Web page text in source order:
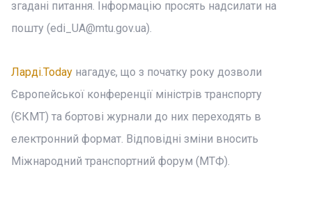
згадані питання. Інформацію просять надсилати на
пошту (edi_UA@mtu.gov.ua).
Ларді.Today нагадує, що з початку року дозволи
Європейської конференції міністрів транспорту
(ЄКМТ) та бортові журнали до них переходять в
електронний формат. Відповідні зміни вносить
Міжнародний транспортний форум (МТФ).